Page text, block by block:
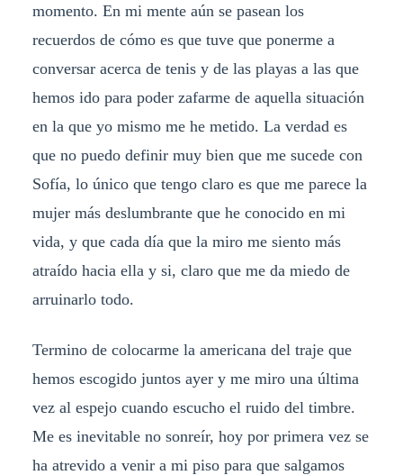
momento. En mi mente aún se pasean los
recuerdos de cómo es que tuve que ponerme a
conversar acerca de tenis y de las playas a las que
hemos ido para poder zafarme de aquella situación
en la que yo mismo me he metido. La verdad es
que no puedo definir muy bien que me sucede con
Sofía, lo único que tengo claro es que me parece la
mujer más deslumbrante que he conocido en mi
vida, y que cada día que la miro me siento más
atraído hacia ella y si, claro que me da miedo de
arruinarlo todo.
Termino de colocarme la americana del traje que
hemos escogido juntos ayer y me miro una última
vez al espejo cuando escucho el ruido del timbre.
Me es inevitable no sonreír, hoy por primera vez se
ha atrevido a venir a mi piso para que salgamos